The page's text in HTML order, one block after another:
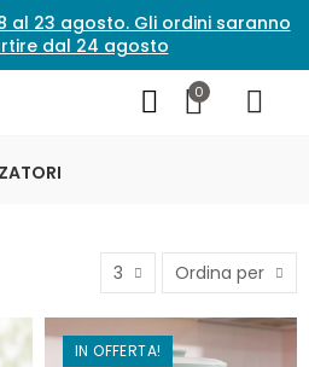
al 23 agosto. Gli ordini saranno
dal 24 agosto
0
3 Ordina per
IN OFFERTA!